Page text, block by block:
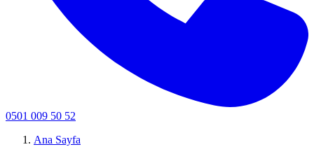
0501 009 50 52
Ana Sayfa